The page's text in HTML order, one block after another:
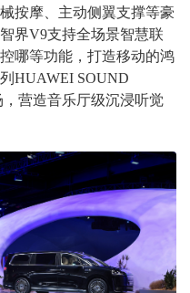
按摩、主动侧翼支撑等豪
界V9支持全场景智慧联
哪等功能，打造移动的鸿
HUAWEI SOUND
，营造音乐厅级沉浸听觉